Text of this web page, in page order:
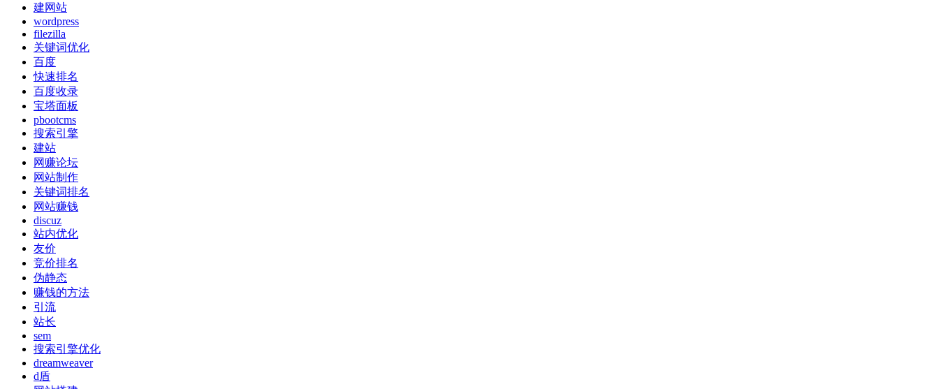
建网站
wordpress
filezilla
关键词优化
百度
快速排名
百度收录
宝塔面板
pbootcms
搜索引擎
建站
网赚论坛
网站制作
关键词排名
网站赚钱
discuz
站内优化
友价
竞价排名
伪静态
赚钱的方法
引流
站长
sem
搜索引擎优化
dreamweaver
d盾